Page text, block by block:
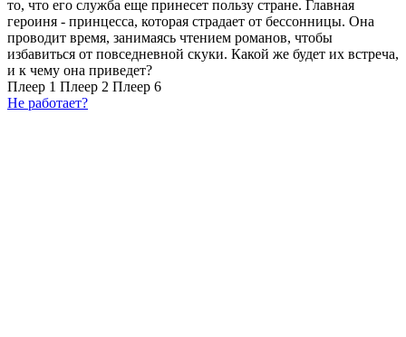
то, что его служба еще принесет пользу стране. Главная
героиня - принцесса, которая страдает от бессонницы. Она
проводит время, занимаясь чтением романов, чтобы
избавиться от повседневной скуки. Какой же будет их встреча,
и к чему она приведет?
Плеер 1 Плеер 2 Плеер 6
Не работает?